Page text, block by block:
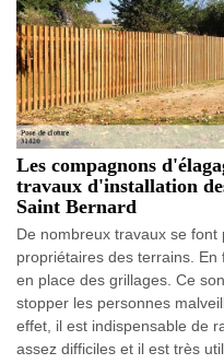
Les compagnons
travaux d'installation
Saint Bernard
De nombreux travaux se
propriétaires des terrains.
en place des grillages. Ce
stopper les personnes
effet, il est indispensable de
assez difficiles et il est très